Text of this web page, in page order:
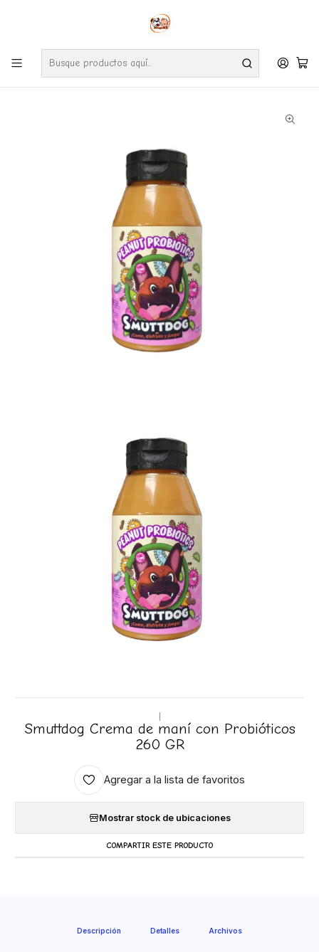
Envíos gratuitos por compras desde $24.990 en la RM (Comunas informadas
Ve nuestras zonas de cobertura diaria.
Inicio Perros Snack Smuttdog Crema de maní con Probióticos 260 GR
Smuttdog Crema de maní con Probióticos
260 GR
Agregar a la lista de favoritos
Mostrar stock de ubicaciones
COMPARTIR ESTE PRODUCTO
Descripción Detalles Archivos